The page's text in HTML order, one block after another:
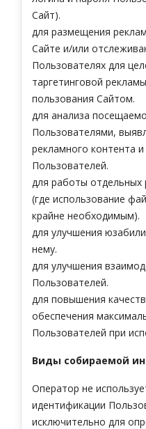
Сайт).
для размещения
Сайте и/или
Пользователях для
таргетинговой
пользования Сайтом.
для анализа
Пользователями,
рекламного контента
Пользователей.
для работы отдельных
(где использование
крайне необходимым).
для улучшения
нему.
для улучшения
Пользователей.
для повышения
обеспечения
Пользователей при
Виды собираемой
Оператор не
идентификации
исключительно для